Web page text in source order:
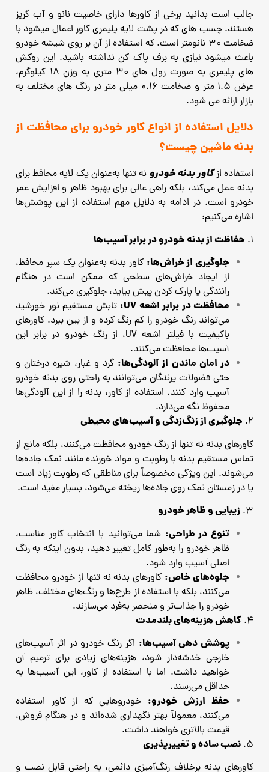
جالب است بدانید برخی از کاورها دارای خاصیت نانو و آب گریز
هستند. چسب های که در پشت لایه پلیمری کاور اعمال میشود با
ضخامت 30 نانومتر است. که استفاده از آن بر روی شیشه خودرو
باعث میشود نیازی به برف پاک کن نداشته باشید. این روکش
های پلیمری به صورت رول های 30 متری به وزن 18 کیلوگرم،
عرض 1.5 متر و ضخامت 0.16 میلی متر در رنگ های مختلف به
بازار ارائه می شود.
دلایل استفاده از انواع کاور خودرو برای محافظت از
بدنه ماشین چیست؟
استفاده ازکاور بدنه خودرو نه تنها به‌عنوان یک لایه محافظ برای
بدنه عمل می‌کند، بلکه راهی عالی برای بهبود ظاهر و افزایش عمر
خودرو است. در ادامه به دلایل مهم استفاده از این پوشش‌ها
اشاره می‌کنیم:
1. حفاظت از بدنه خودرو در برابر آسیب‌ها
جلوگیری از خراش‌ها: کاور بدنه به‌عنوان یک سپر محافظ،
از ایجاد خراش‌های سطحی که ممکن است در هنگام
رانندگی یا پارک کردن پیش بیاید، جلوگیری می‌کند.
محافظت در برابر اشعه UV:
تابش مستقیم نور خورشید
می‌تواند رنگ خودرو را کم‌ رنگ کرده و از بین ببرد. کاورهای
باکیفیت با فیلتر اشعه UV، از رنگ خودرو در برابر این
آسیب‌ها محافظت می‌کنند.
در امان ماندن از آلودگی‌ها: گرد و غبار، شیره درختان و
حتی فضولات پرندگان می‌توانند به راحتی روی بدنه خودرو
آسیب وارد کنند. استفاده از کاور، بدنه را از این آلودگی‌ها
محفوظ نگه می‌دارد.
2. جلوگیری از زنگ‌زدگی و آسیب‌های محیطی
کاورهای بدنه نه تنها از رنگ خودرو محافظت می‌کنند، بلکه مانع از
تماس مستقیم بدنه با رطوبت و مواد خورنده مانند نمک جاده‌ها
می‌شوند. این ویژگی مخصوصاً برای مناطقی که رطوبت زیاد است
یا در زمستان نمک روی جاده‌ها ریخته می‌شود، بسیار مفید است.
3. زیبایی و ظاهر خودرو
تنوع در طراحی: شما می‌توانید با انتخاب کاور مناسب،
ظاهر خودرو را به‌طور کامل تغییر دهید، بدون اینکه به رنگ
اصلی آسیب وارد شود.
جلوه‌های خاص: کاورهای بدنه نه تنها از خودرو محافظت
می‌کنند، بلکه با استفاده از طرح‌ها و رنگ‌های مختلف، ظاهر
خودرو را جذاب‌تر و منحصر به‌فرد می‌سازند.
4. کاهش هزینه‌های بلندمدت
پوشش دهی آسیب‌ها: اگر رنگ خودرو در اثر آسیب‌های
خارجی خدشه‌دار شود، هزینه‌های زیادی برای ترمیم آن
خواهید داشت. اما با استفاده از کاور، این آسیب‌ها به
حداقل می‌رسند.
حفظ ارزش خودرو: خودروهایی که از کاور استفاده
می‌کنند، معمولاً بهتر نگهداری شده‌اند و در هنگام فروش،
قیمت بالاتری خواهند داشت.
5. نصب ساده و تغییرپذیری
کاورهای بدنه برخلاف رنگ‌آمیزی دائمی، به راحتی قابل نصب و